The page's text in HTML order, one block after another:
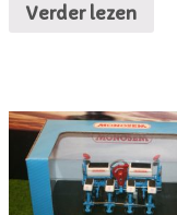
Verder lezen